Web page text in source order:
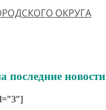
ОКРУГА
последние новости